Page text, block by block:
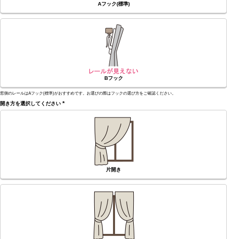
Aフック(標準)
Bフック
窓側のレールはAフック(標準)がおすすめです。お選びの際はフックの選び方をご確認ください。
開き方を選択してください
(必
片開き